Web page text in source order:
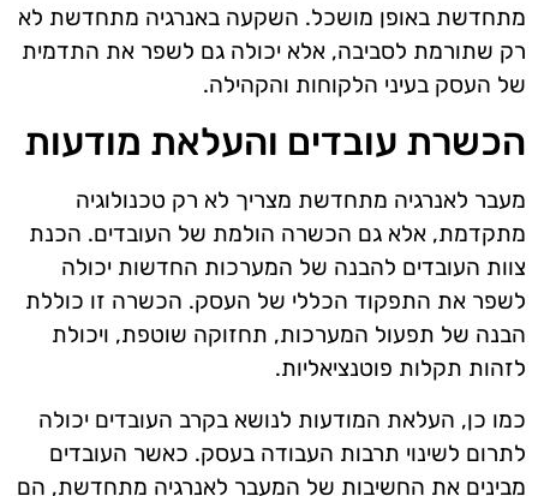
מתחדשת באופן מושכל. השקעה באנרגיה מתחדשת לא
רק שתורמת לסביבה, אלא יכולה גם לשפר את התדמית
של העסק בעיני הלקוחות והקהילה.
הכשרת עובדים והעלאת מודעות
מעבר לאנרגיה מתחדשת מצריך לא רק טכנולוגיה
מתקדמת, אלא גם הכשרה הולמת של העובדים. הכנת
צוות העובדים להבנה של המערכות החדשות יכולה
לשפר את התפקוד הכללי של העסק. הכשרה זו כוללת
הבנה של תפעול המערכות, תחזוקה שוטפת, ויכולת
לזהות תקלות פוטנציאליות.
כמו כן, העלאת המודעות לנושא בקרב העובדים יכולה
לתרום לשינוי תרבות העבודה בעסק. כאשר העובדים
מבינים את החשיבות של המעבר לאנרגיה מתחדשת, הם